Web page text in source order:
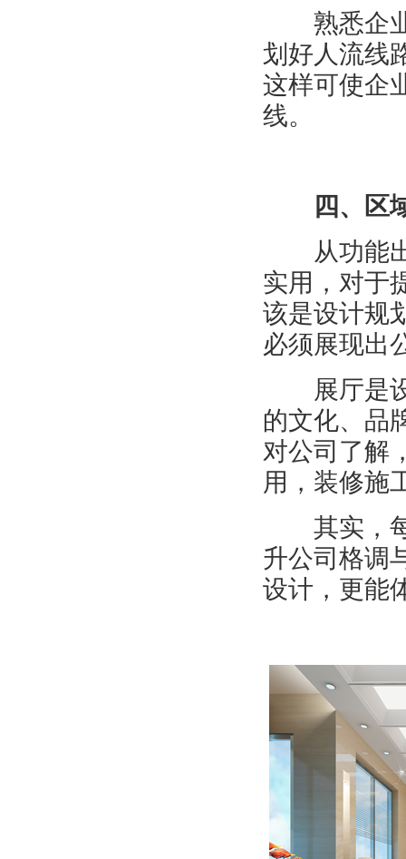
熟悉企业
划好人流线
这样可使企
线。
四、区
从功能出
实用，对于
该是设计规
必须展现出
展厅是设
的文化、品
对公司了解
用，装修施
其实，每
升公司格调
设计，更能